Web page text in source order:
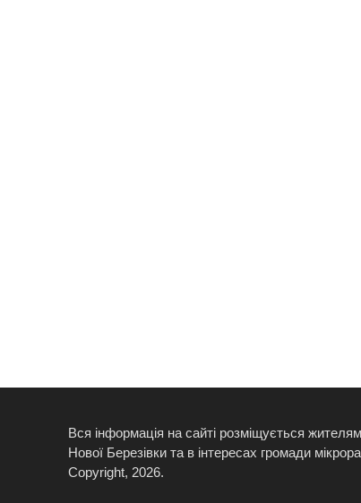
Вся інформація на сайті розміщується
Нової Березівки та в інтересах громади
Copyright, 2026.